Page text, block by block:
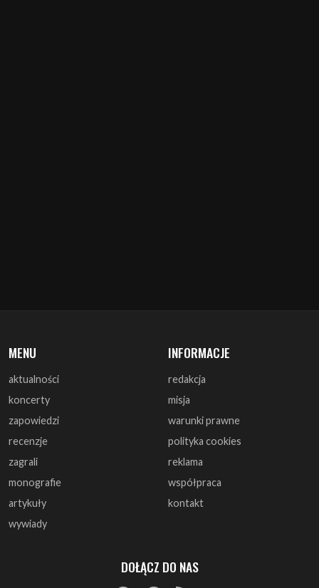
aktualności
zapowiedzi
recenzje
zagrali
monografie
artykuły
wywiady
redakcja
warunki prawne
polityka cookies
reklama
współpraca
kontakt
DOŁĄCZ DO NAS